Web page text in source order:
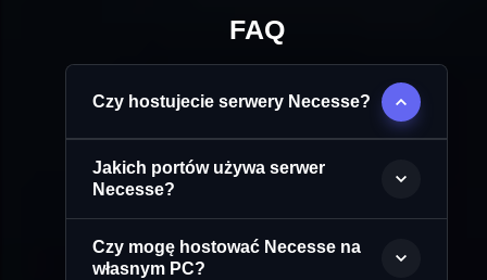
FAQ
Czy hostujecie serwery Necesse?
Jakich portów używa serwer
Necesse?
Czy mogę hostować Necesse na
własnym PC?